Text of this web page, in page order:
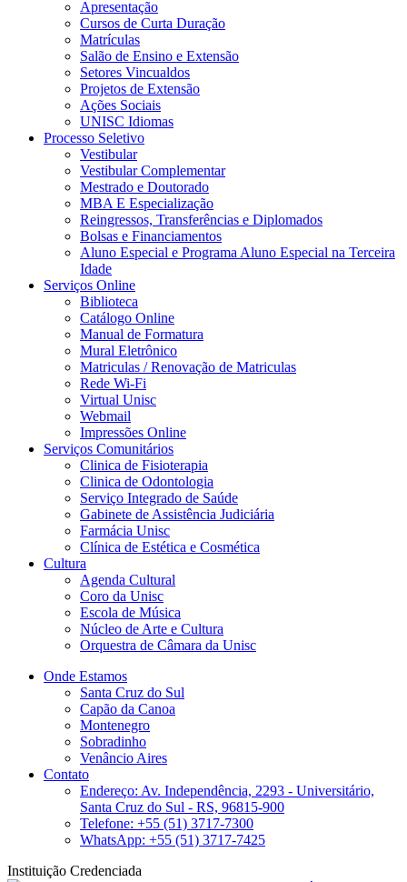
Apresentação
Cursos de Curta Duração
Matrículas
Salão de Ensino e Extensão
Setores Vincualdos
Projetos de Extensão
Ações Sociais
UNISC Idiomas
Processo Seletivo
Vestibular
Vestibular Complementar
Mestrado e Doutorado
MBA E Especialização
Reingressos, Transferências e Diplomados
Bolsas e Financiamentos
Aluno Especial e Programa Aluno Especial na Terceira
Idade
Serviços Online
Biblioteca
Catálogo Online
Manual de Formatura
Mural Eletrônico
Matriculas / Renovação de Matriculas
Rede Wi-Fi
Virtual Unisc
Webmail
Impressões Online
Serviços Comunitários
Clinica de Fisioterapia
Clinica de Odontologia
Serviço Integrado de Saúde
Gabinete de Assistência Judiciária
Farmácia Unisc
Clínica de Estética e Cosmética
Cultura
Agenda Cultural
Coro da Unisc
Escola de Música
Núcleo de Arte e Cultura
Orquestra de Câmara da Unisc
Onde Estamos
Santa Cruz do Sul
Capão da Canoa
Montenegro
Sobradinho
Venâncio Aires
Contato
Endereço: Av. Independência, 2293 - Universitário,
Santa Cruz do Sul - RS, 96815-900
Telefone: +55 (51) 3717-7300
WhatsApp: +55 (51) 3717-7425
Instituição Credenciada